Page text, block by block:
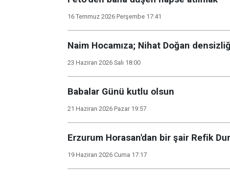
16 Temmuz 2026 Perşembe 17:41
Naim Hocamıza; Nihat Doğan
23 Haziran 2026 Salı 18:00
Babalar Günü kutlu olsun
21 Haziran 2026 Pazar 19:57
Erzurum Horasan'dan bir şair Refik
19 Haziran 2026 Cuma 17:17